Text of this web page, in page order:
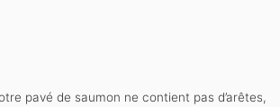
pavé de saumon ne contient pas d’arêtes,